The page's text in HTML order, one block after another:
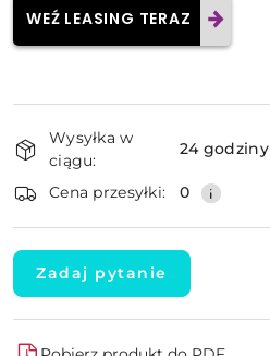
WEŹ LEASING TERAZ
Dostępność
i
dostawa
Wysyłka w
ciągu:
24 godziny
Cena przesyłki: 0
Zadaj pytanie